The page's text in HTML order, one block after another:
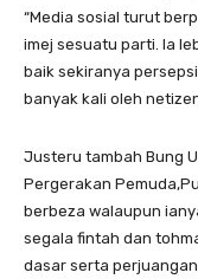
“Media sosial turut
imej sesuatu parti. Ia
baik sekiranya
banyak kali oleh
Justeru tambah Bung
Pergerakan
berbeza walaupun
segala fintah dan
dasar serta